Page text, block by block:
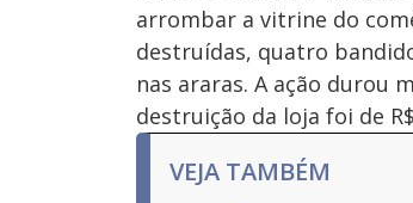
arrombar a vitrine do
destruídas, quatro
nas araras. A ação durou
destruição da loja foi de
VEJA TAMBÉM